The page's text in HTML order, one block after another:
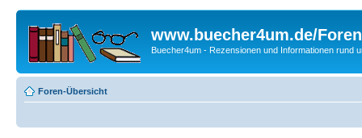
www.buecher4um.de/Foren
Buecher4um - Rezensionen und Informationen rund
Foren-Übersicht